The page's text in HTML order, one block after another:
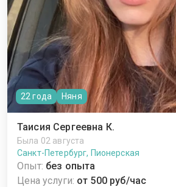
22 года Няня
Таисия Сергеевна К.
Была 02 августа
Санкт-Петербург, Пионерская
Опыт: без опыта
Цена услуги: от 500 руб/час